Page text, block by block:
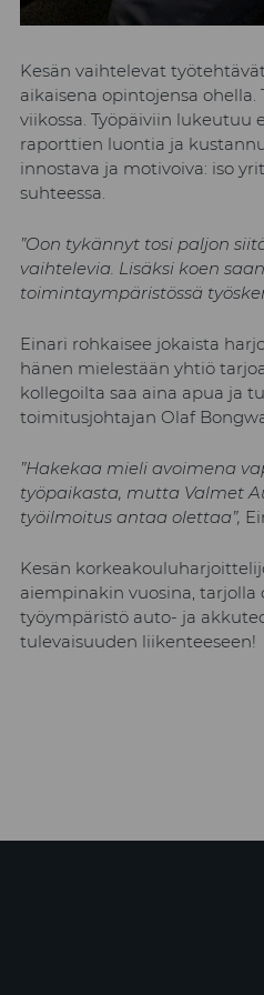
Kesän vaihtelevat
aikaisena opintojensa
viikossa. Työpäiviin lukeutuu
raporttien luontia ja
innostava ja motivoiva: iso
suhteessa.
”Oon tykännyt tosi paljon
vaihtelevia. Lisäksi koen
toimintaympäristössä
Einari rohkaisee jokaista
hänen mielestään yhtiö
kollegoilta saa aina apua ja
toimitusjohtajan Olaf
”Hakekaa mieli avoimena
työpaikasta, mutta Valmet
työilmoitus antaa olettaa”,
Kesän
aiempinakin vuosina,
työympäristö auto- ja
tulevaisuuden liikenteeseen!